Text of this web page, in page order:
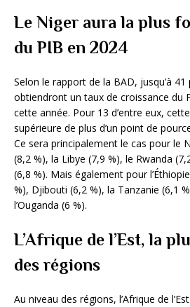
Le Niger aura la plus
du PIB en 2024
Selon le rapport de la BAD, jusqu’à 41
obtiendront un taux de croissance du
cette année. Pour 13 d’entre eux,
supérieure de plus d’un point de
Ce sera principalement le cas pour le
(8,2 %), la Libye (7,9 %), le Rwanda
(6,8 %). Mais également pour
%), Djibouti (6,2 %), la Tanzanie (6,1
l’Ouganda (6 %).
L’Afrique de l’Est, la
des régions
Au niveau des régions, l’Afrique de